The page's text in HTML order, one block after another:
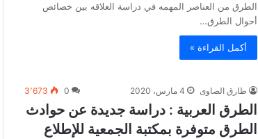
الطرق من العناصر المهمه في دراسة العلاقه بين خصائص
أحوال الطرق…
أكمل القراءة »
طارق الصاوى 4 مارس، 2020 0 3٬673
الطرق العربية : دراسة جديدة عن حوادث
الطرق متوفرة بمكتبة الجمعية للإطلاع